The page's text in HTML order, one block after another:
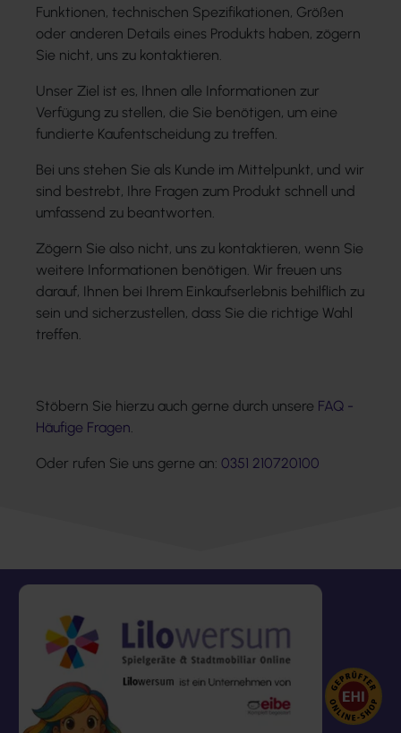
Funktionen, technischen Spezifikationen, Größen
oder anderen Details eines Produkts haben, zögern
Sie nicht, uns zu kontaktieren.
Unser Ziel ist es, Ihnen alle Informationen zur
Verfügung zu stellen, die Sie benötigen, um eine
fundierte Kaufentscheidung zu treffen.
Bei uns stehen Sie als Kunde im Mittelpunkt, und wir
sind bestrebt, Ihre Fragen zum Produkt schnell und
umfassend zu beantworten.
Zögern Sie also nicht, uns zu kontaktieren, wenn Sie
weitere Informationen benötigen. Wir freuen uns
darauf, Ihnen bei Ihrem Einkaufserlebnis behilflich zu
sein und sicherzustellen, dass Sie die richtige Wahl
treffen.
Stöbern Sie hierzu auch gerne durch unsere FAQ -
Häufige Fragen.
Oder rufen Sie uns gerne an: 0351 210720100